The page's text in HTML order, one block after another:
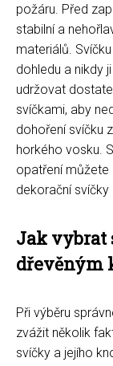
požáru. Před
stabilní a
materiálů.
dohledu a nikdy
udržovat
svíčkami, aby
dohoření svíčku
horkého vosku.
opatření
dekorační svíčky
Jak vybrat
dřevěným
Při výběru
zvážit několik
svíčky a jejího